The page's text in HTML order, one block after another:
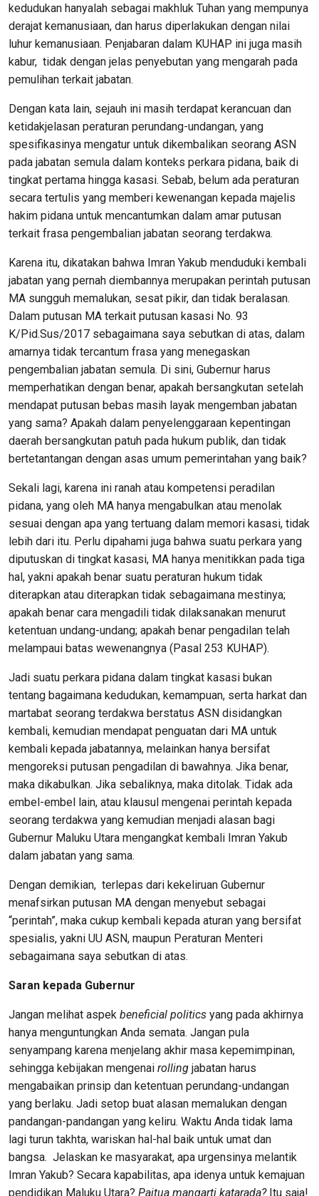
kedudukan hanyalah sebagai makhluk Tuhan yang mempunya
derajat kemanusiaan, dan harus diperlakukan dengan nilai
luhur kemanusiaan. Penjabaran dalam KUHAP ini juga masih
kabur, tidak dengan jelas penyebutan yang mengarah pada
pemulihan terkait jabatan.
Dengan kata lain, sejauh ini masih terdapat kerancuan dan
ketidakjelasan peraturan perundang-undangan, yang
spesifikasinya mengatur untuk dikembalikan seorang ASN
pada jabatan semula dalam konteks perkara pidana, baik di
tingkat pertama hingga kasasi. Sebab, belum ada peraturan
secara tertulis yang memberi kewenangan kepada majelis
hakim pidana untuk mencantumkan dalam amar putusan
terkait frasa pengembalian jabatan seorang terdakwa.
Karena itu, dikatakan bahwa Imran Yakub menduduki kembali
jabatan yang pernah diembannya merupakan perintah putusan
MA sungguh memalukan, sesat pikir, dan tidak beralasan.
Dalam putusan MA terkait putusan kasasi No. 93
K/Pid.Sus/2017 sebagaimana saya sebutkan di atas, dalam
amarnya tidak tercantum frasa yang menegaskan
pengembalian jabatan semula. Di sini, Gubernur harus
memperhatikan dengan benar, apakah bersangkutan setelah
mendapat putusan bebas masih layak mengemban jabatan
yang sama? Apakah dalam penyelenggaraan kepentingan
daerah bersangkutan patuh pada hukum publik, dan tidak
bertetantangan dengan asas umum pemerintahan yang baik?
Sekali lagi, karena ini ranah atau kompetensi peradilan
pidana, yang oleh MA hanya mengabulkan atau menolak
sesuai dengan apa yang tertuang dalam memori kasasi, tidak
lebih dari itu. Perlu dipahami juga bahwa suatu perkara yang
diputuskan di tingkat kasasi, MA hanya menitikkan pada tiga
hal, yakni apakah benar suatu peraturan hukum tidak
diterapkan atau diterapkan tidak sebagaimana mestinya;
apakah benar cara mengadili tidak dilaksanakan menurut
ketentuan undang-undang; apakah benar pengadilan telah
melampaui batas wewenangnya (Pasal 253 KUHAP).
Jadi suatu perkara pidana dalam tingkat kasasi bukan
tentang bagaimana kedudukan, kemampuan, serta harkat dan
martabat seorang terdakwa berstatus ASN disidangkan
kembali, kemudian mendapat penguatan dari MA untuk
kembali kepada jabatannya, melainkan hanya bersifat
mengoreksi putusan pengadilan di bawahnya. Jika benar,
maka dikabulkan. Jika sebaliknya, maka ditolak. Tidak ada
embel-embel lain, atau klausul mengenai perintah kepada
seorang terdakwa yang kemudian menjadi alasan bagi
Gubernur Maluku Utara mengangkat kembali Imran Yakub
dalam jabatan yang sama.
Dengan demikian, terlepas dari kekeliruan Gubernur
menafsirkan putusan MA dengan menyebut sebagai
“perintah”, maka cukup kembali kepada aturan yang bersifat
spesialis, yakni UU ASN, maupun Peraturan Menteri
sebagaimana saya sebutkan di atas.
Saran kepada Gubernur
Jangan melihat aspek beneficial politics yang pada akhirnya
hanya menguntungkan Anda semata. Jangan pula
senyampang karena menjelang akhir masa kepemimpinan,
sehingga kebijakan mengenai rolling jabatan harus
mengabaikan prinsip dan ketentuan perundang-undangan
yang berlaku. Jadi setop buat alasan memalukan dengan
pandangan-pandangan yang keliru. Waktu Anda tidak lama
lagi turun takhta, wariskan hal-hal baik untuk umat dan
bangsa. Jelaskan ke masyarakat, apa urgensinya melantik
Imran Yakub? Secara kapabilitas, apa idenya untuk kemajuan
pendidikan Maluku Utara? Paitua mangarti katarada?Itu saja!